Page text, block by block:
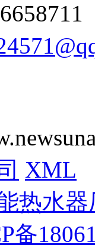
XML
热水器
备